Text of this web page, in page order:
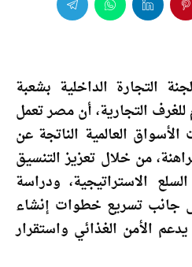
التجارة الداخلية بشعبة
للغرف التجارية، أن مصر تعمل
العالمية الناتجة عن
من خلال تعزيز التنسيق
الاستراتيجية، ودراسة
جانب تسريع خطوات إنشاء
الأمن الغذائي واستقرار